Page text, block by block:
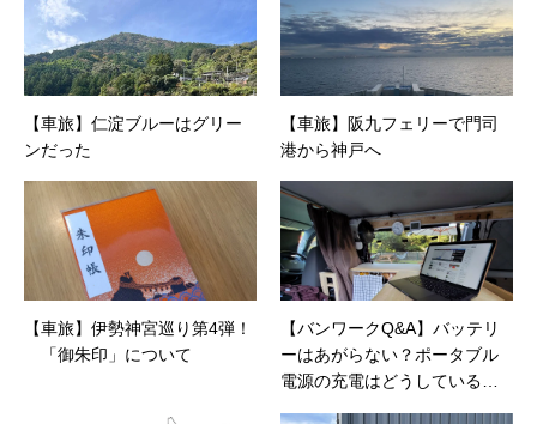
【車旅】仁淀ブルーはグリー
ンだった
【車旅】阪九フェリーで門司
港から神戸へ
【車旅】伊勢神宮巡り第4弾！
「御朱印」について
【バンワークQ&A】バッテリ
ーはあがらない？ポータブル
電源の充電はどうしている